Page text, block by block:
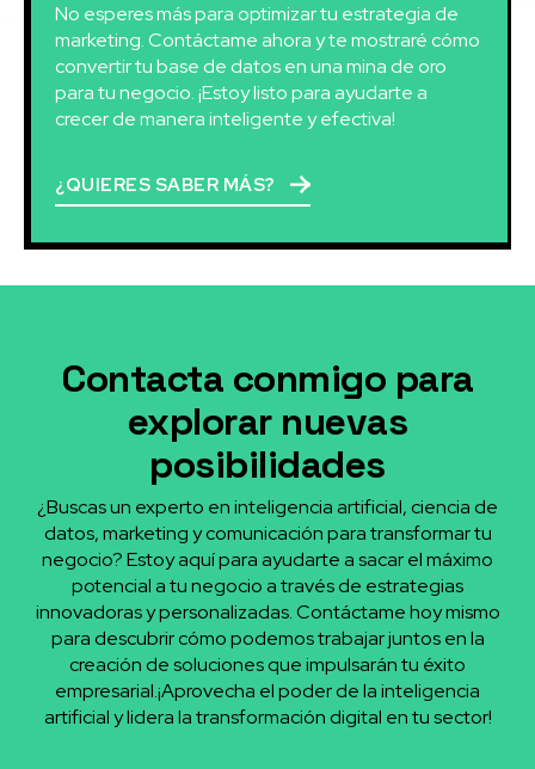
No esperes más para optimizar tu estrategia de
marketing. Contáctame ahora y te mostraré cómo
convertir tu base de datos en una mina de oro
para tu negocio. ¡Estoy listo para ayudarte a
crecer de manera inteligente y efectiva!
¿QUIERES SABER MÁS?
Contacta conmigo para
explorar nuevas
posibilidades
¿Buscas un experto en inteligencia artificial, ciencia de
datos, marketing y comunicación para transformar tu
negocio? Estoy aquí para ayudarte a sacar el máximo
potencial a tu negocio a través de estrategias
innovadoras y personalizadas. Contáctame hoy mismo
para descubrir cómo podemos trabajar juntos en la
creación de soluciones que impulsarán tu éxito
empresarial.¡Aprovecha el poder de la inteligencia
artificial y lidera la transformación digital en tu sector!